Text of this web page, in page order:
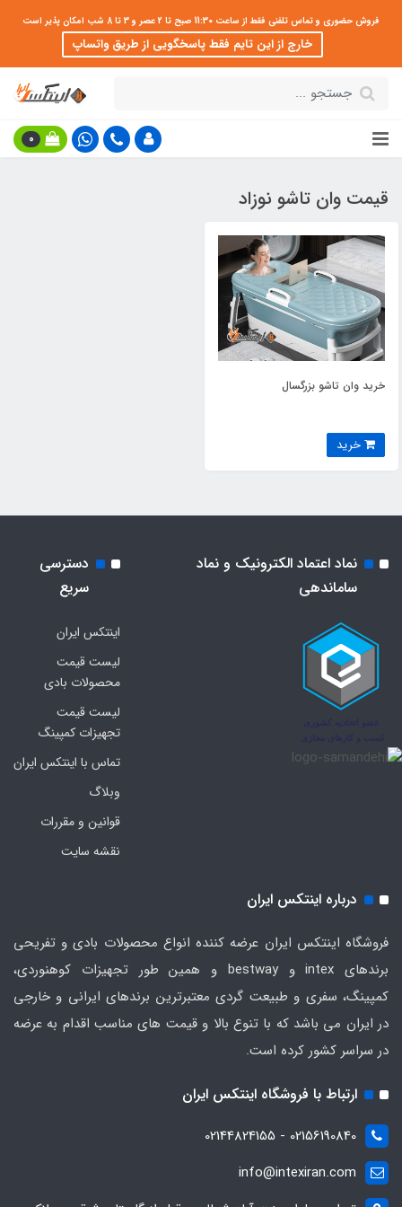
فروش حضوری و تماس تلفنی فقط از ساعت 11:30 صبح تا 2 عصر و 3 تا 8 شب امکان پذیر است
خارج از این تایم فقط پاسخگویی از طریق واتساپ
0
قیمت وان تاشو نوزاد
خرید وان تاشو بزرگسال
نماد اعتماد الکترونیک و نماد
ساماندهی
دسترسی
سریع
اینتکس ایران
لیست قیمت
محصولات بادی
لیست قیمت
تجهیزات کمپینگ
تماس با اینتکس ایران
وبلاگ
قوانین و مقررات
نقشه سایت
درباره اینتکس ایران
فروشگاه اینتکس ایران عرضه کننده انواع محصولات بادی و تفریحی
برندهای intex و bestway و همین طور تجهیزات کوهنوردی،
کمپینگ، سفری و طبیعت گردی معتبرترین برندهای ایرانی و خارجی
در ایران می باشد که با تنوع بالا و قیمت های مناسب اقدام به عرضه
در سراسر کشور کرده است.
ارتباط با فروشگاه اینتکس ایران
02156190840 - 02144824155
info@intexiran.com